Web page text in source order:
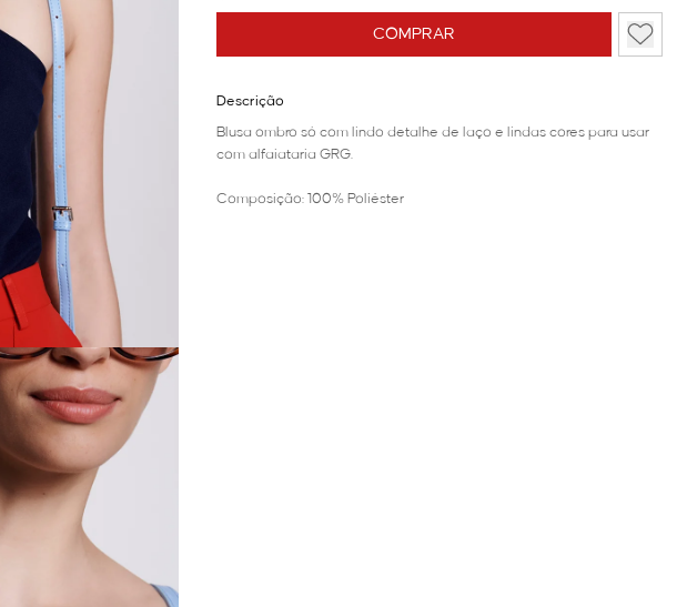
COMPRAR
Descrição
Blusa ombro só com lindo detalhe de laço e lindas cores para usar
com alfaiataria GRG.
Composição: 100% Poliéster